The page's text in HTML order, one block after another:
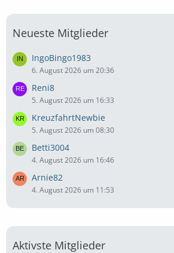
Neueste Mitglieder
IngoBingo1983
6. August 2026 um 20:36
Reni8
5. August 2026 um 16:33
KreuzfahrtNewbie
5. August 2026 um 08:30
Betti3004
4. August 2026 um 16:46
Arnie82
4. August 2026 um 11:53
Aktivste Mitglieder